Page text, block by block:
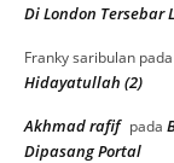
Di London Tersebar
Franky saribulan pada
Hidayatullah (2)
Akhmad rafif pada
Dipasang Portal